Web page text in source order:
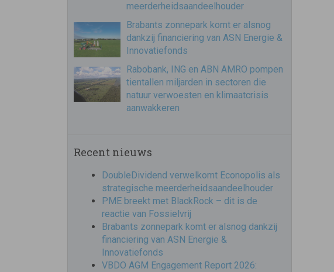
meerderheidsaandeelhouder
Brabants zonnepark komt er alsnog
dankzij financiering van ASN Energie &
Innovatiefonds
Rabobank, ING en ABN AMRO pompen
tientallen miljarden in sectoren die
natuur verwoesten en klimaatcrisis
aanwakkeren
Recent nieuws
DoubleDividend verwelkomt Econopolis als
strategische meerderheidsaandeelhouder
PME breekt met BlackRock – dit is de
reactie van Fossielvrij
Brabants zonnepark komt er alsnog dankzij
financiering van ASN Energie &
Innovatiefonds
VBDO AGM Engagement Report 2026: